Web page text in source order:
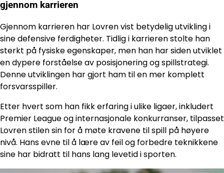
gjennom karrieren
Gjennom karrieren har Lovren vist betydelig utvikling i
sine defensive ferdigheter. Tidlig i karrieren stolte han
sterkt på fysiske egenskaper, men han har siden utviklet
en dypere forståelse av posisjonering og spillstrategi.
Denne utviklingen har gjort ham til en mer komplett
forsvarsspiller.
Etter hvert som han fikk erfaring i ulike ligaer, inkludert
Premier League og internasjonale konkurranser, tilpasset
Lovren stilen sin for å møte kravene til spill på høyere
nivå. Hans evne til å lære av feil og forbedre teknikkene
sine har bidratt til hans lang levetid i sporten.